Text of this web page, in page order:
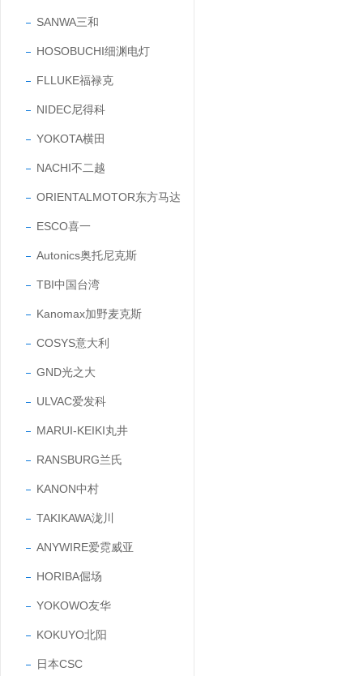
SANWA三和
HOSOBUCHI细渊电灯
FLLUKE福禄克
NIDEC尼得科
YOKOTA横田
NACHI不二越
ORIENTALMOTOR东方马达
ESCO喜一
Autonics奥托尼克斯
TBI中国台湾
Kanomax加野麦克斯
COSYS意大利
GND光之大
ULVAC爱发科
MARUI-KEIKI丸井
RANSBURG兰氏
KANON中村
TAKIKAWA泷川
ANYWIRE爱霓威亚
HORIBA倔场
YOKOWO友华
KOKUYO北阳
日本CSC